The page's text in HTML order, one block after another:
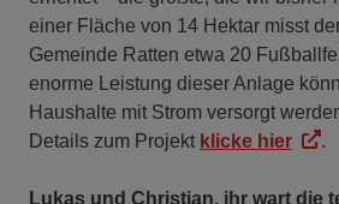
einer Fläche von 14 Hektar misst
Gemeinde Ratten etwa 20
enorme Leistung dieser Anlage
Haushalte mit Strom versorgt
Details zum Projekt klicke hier .
Lukas und Christian, ihr wart die